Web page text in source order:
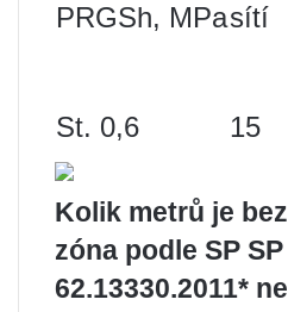
PRGSh, MPasítí
St. 0,6 15
Kolik metrů je
zóna podle SP SP
62.13330.2011*